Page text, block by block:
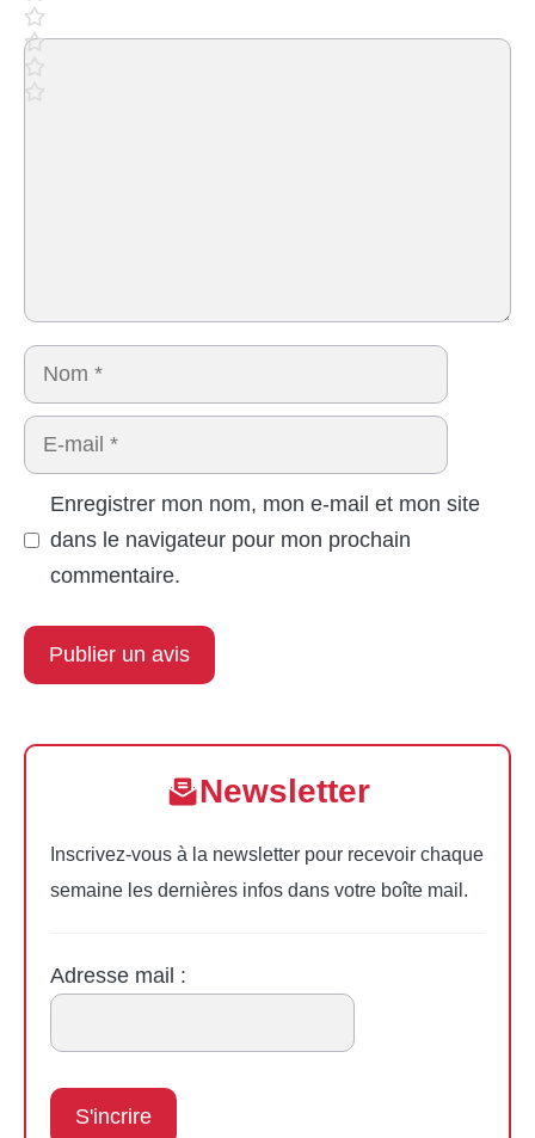
Commentaire
Nom
E-
mail
Enregistrer mon nom, mon e-mail et mon site
dans le navigateur pour mon prochain
commentaire.
Newsletter
Inscrivez-vous à la newsletter pour recevoir chaque
semaine les dernières infos dans votre boîte mail.
Adresse mail :